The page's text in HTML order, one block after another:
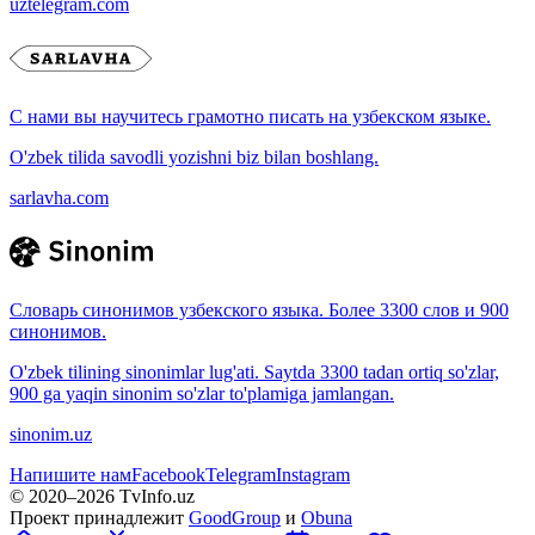
uztelegram.com
С нами вы научитесь грамотно писать на узбекском языке.
O'zbek tilida savodli yozishni biz bilan boshlang.
sarlavha.com
Словарь синонимов узбекского языка. Более 3300 слов и 900
синонимов.
O'zbek tilining sinonimlar lug'ati. Saytda 3300 tadan ortiq so'zlar,
900 ga yaqin sinonim so'zlar to'plamiga jamlangan.
sinonim.uz
Напишите намFacebookTelegramInstagram
© 2020–2026 TvInfo.uz
Проект принадлежит GoodGroup и Obuna